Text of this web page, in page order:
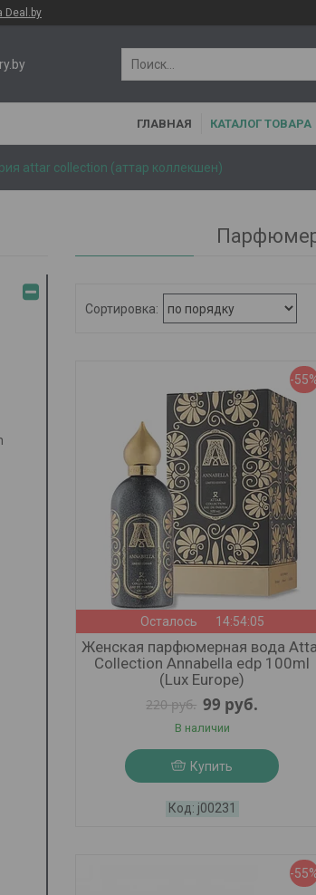
Deal.by
ГЛАВНАЯ КАТАЛОГ ТОВАРА
attar collection (аттар коллекшен)
-
Осталось 14:54:03
Женская парфюмерная вода
Collection Annabella edp 100ml
(Lux Europe)
220руб. 99 руб.
В наличии
Купить
j00231
-